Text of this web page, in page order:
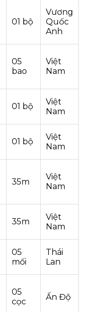
01 bộ
Vương
Quốc
Anh
05
bao
Việt
Nam
01 bộ
Việt
Nam
01 bộ
Việt
Nam
35m
Việt
Nam
35m
Việt
Nam
05
mối
Thái
Lan
05
cọc
Ấn Độ